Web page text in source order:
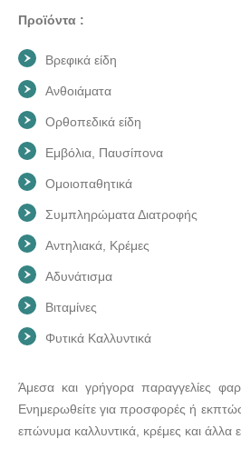
Προϊόντα :
Βρεφικά είδη
Ανθοιάματα
Ορθοπεδικά είδη
Εμβόλια, Παυσίπονα
Ομοιοπαθητικά
Συμπληρώματα Διατροφής
Αντηλιακά, Κρέμες
Αδυνάτισμα
Βιταμίνες
Φυτικά Καλλυντικά
Άμεσα και γρήγορα παραγγελίες
Ενημερωθείτε για προσφορές ή
επώνυμα καλλυντικά, κρέμες και άλλα